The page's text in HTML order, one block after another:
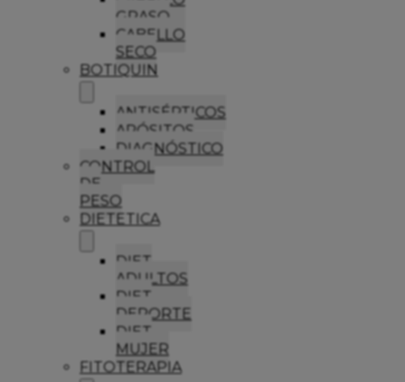
GRASO
CABELLO
SECO
BOTIQUIN
ANTISÉPTICOS
APÓSITOS
DIAGNÓSTICO
CONTROL
DE
PESO
DIETETICA
DIET
ADULTOS
DIET
DEPORTE
DIET
MUJER
FITOTERAPIA